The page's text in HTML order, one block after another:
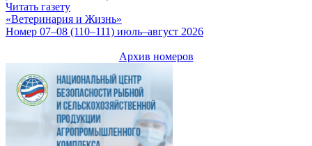
Читать газету
«Ветеринария и Жизнь»
Номер 07–08 (110–111) июль–август 2026
Архив номеров